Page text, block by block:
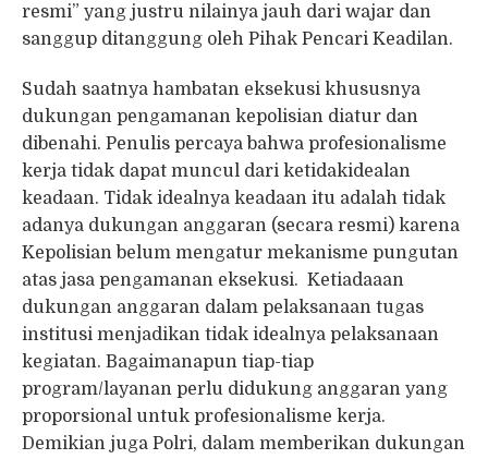
resmi” yang justru nilainya jauh dari wajar dan
sanggup ditanggung oleh Pihak Pencari Keadilan.
Sudah saatnya hambatan eksekusi khususnya
dukungan pengamanan kepolisian diatur dan
dibenahi. Penulis percaya bahwa profesionalisme
kerja tidak dapat muncul dari ketidakidealan
keadaan. Tidak idealnya keadaan itu adalah tidak
adanya dukungan anggaran (secara resmi) karena
Kepolisian belum mengatur mekanisme pungutan
atas jasa pengamanan eksekusi. Ketiadaaan
dukungan anggaran dalam pelaksanaan tugas
institusi menjadikan tidak idealnya pelaksanaan
kegiatan. Bagaimanapun tiap-tiap
program/layanan perlu didukung anggaran yang
proporsional untuk profesionalisme kerja.
Demikian juga Polri, dalam memberikan dukungan